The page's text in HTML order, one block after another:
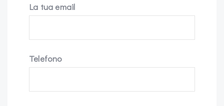
La tua email
Telefono